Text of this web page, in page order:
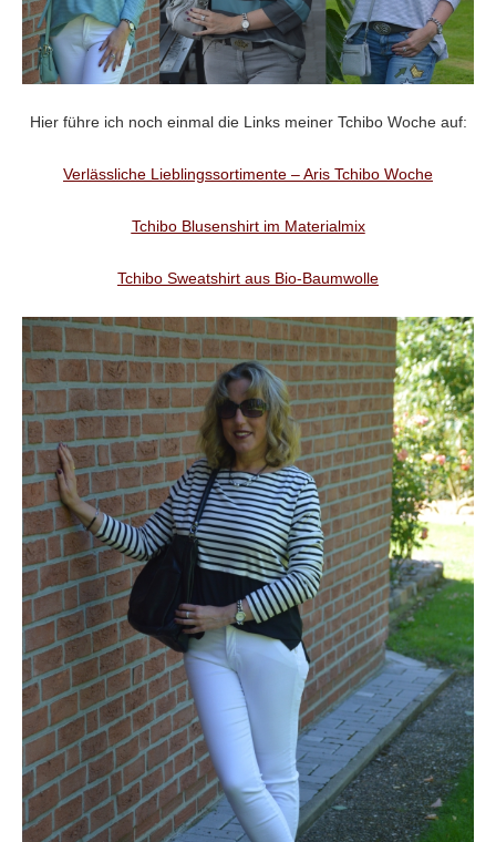
Hier führe ich noch einmal die Links meiner Tchibo Woche auf:
Verlässliche Lieblingssortimente – Aris Tchibo Woche
Tchibo Blusenshirt im Materialmix
Tchibo Sweatshirt aus Bio-Baumwolle